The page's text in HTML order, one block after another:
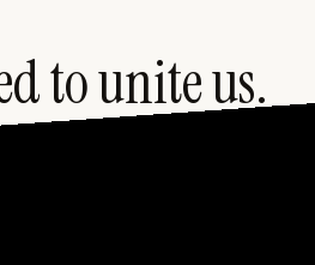
to unite us.